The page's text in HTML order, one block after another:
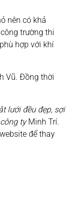
nên có khả
trường thi
hợp với khí
Vũ. Đồng thời
lưới đều đẹp, sợi
ty Minh Trí.
để thay